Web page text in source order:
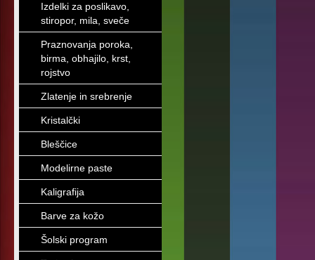
Izdelki za poslikavo,
stiropor, mila, sveče
Praznovanja poroka,
birma, obhajilo, krst,
rojstvo
Zlatenje in srebrenje
Kristalčki
Bleščice
Modelirne paste
Kaligrafija
Barve za kožo
Šolski program